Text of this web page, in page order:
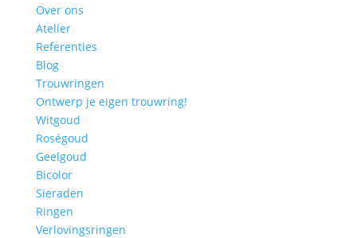
Over ons
Atelier
Referenties
Blog
Trouwringen
Ontwerp je eigen trouwring!
Witgoud
Roségoud
Geelgoud
Bicolor
Sieraden
Ringen
Verlovingsringen